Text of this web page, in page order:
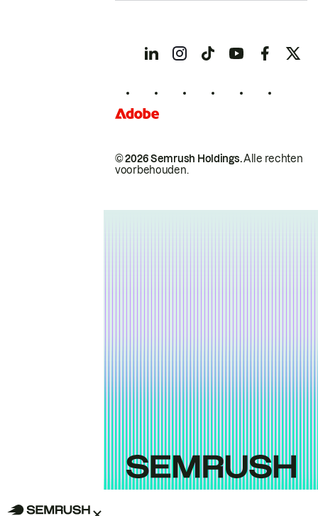
© 2026 Semrush Holdings.Alle rechten
voorbehouden.